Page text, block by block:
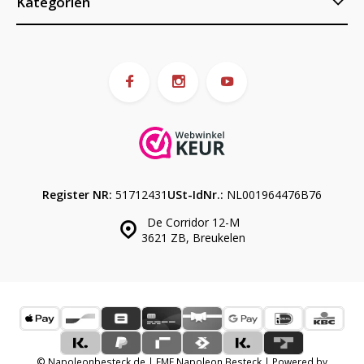
De Corridor 12-M
3621 ZB, Breukelen
Register NR: 51712431 USt-IdNr.: NL001964476B76